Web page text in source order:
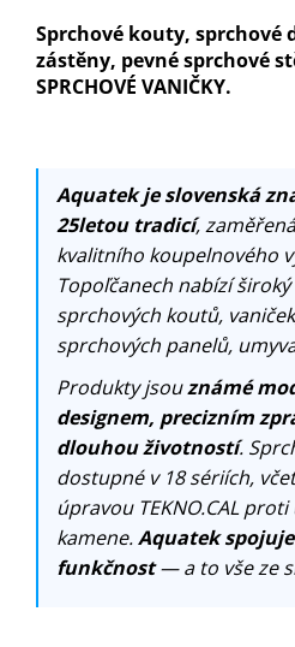
Sprchové kouty, sprchové
zástěny, pevné sprchové
SPRCHOVÉ VANIČKY.
Aquatek je slovenská
25letou tradicí,
kvalitního koupelnového
Topoľčanech nabízí
sprchových koutů,
sprchových panelů,
Produkty jsouznámé
designem, precizním
dlouhou životností.
dostupné v 18 sériích,
úpravou TEKNO.CAL
kamene.Aquatek
funkčnost— a to vše ze